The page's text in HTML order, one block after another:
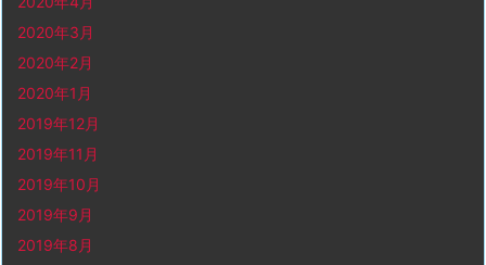
2020年3月
2020年2月
2020年1月
2019年12月
2019年11月
2019年10月
2019年9月
2019年8月